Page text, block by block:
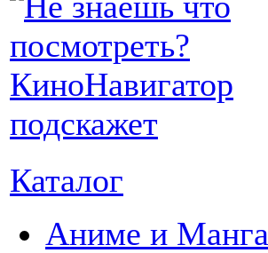
Каталог
Аниме и Манга